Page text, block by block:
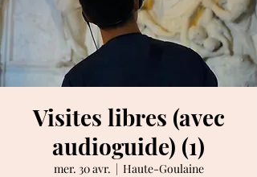
Visites libres (avec
audioguide) (1)
mer. 30 avr.
  |
Haute-Goulaine